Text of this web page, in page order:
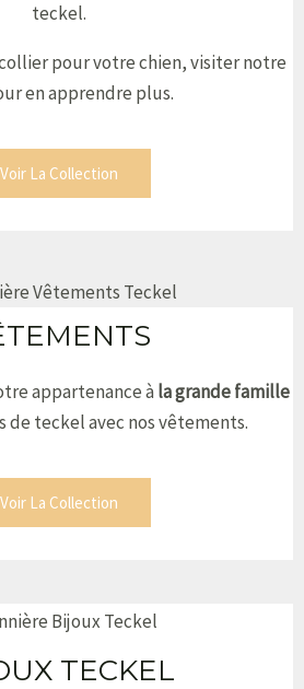
teckel.
pour votre chien, visiter notre
en apprendre plus.
Voir La Collection
appartenance à la grande famille
de teckel avec nos vêtements.
Voir La Collection
TECKEL